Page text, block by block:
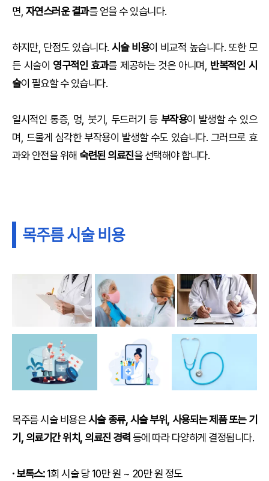
면, 자연스러운 결과를 얻을 수 있습니다.
하지만, 단점도 있습니다. 시술 비용이 비교적 높습니다. 또한 모
든 시술이 영구적인 효과를 제공하는 것은 아니며, 반복적인 시
술이 필요할 수 있습니다.
일시적인 통증, 멍, 붓기, 두드러기 등부작용이 발생할 수 있으
며, 드물게 심각한 부작용이 발생할 수도 있습니다. 그러므로 효
과와 안전을 위해 숙련된 의료진을 선택해야 합니다.
목주름 시술 비용
목주름 시술 비용은시술 종류, 시술 부위, 사용되는 제품 또는 기
기, 의료기간 위치, 의료진 경력 등에 따라 다양하게 결정됩니다.
· 보톡스:1회 시술 당 10만 원 ~ 20만 원 정도